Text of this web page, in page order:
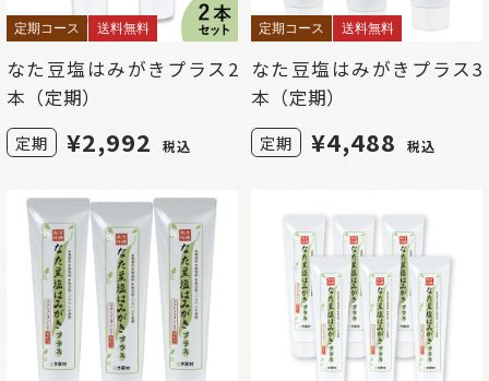
定期コース 送料無料
なた豆塩はみがきプラス2
本（定期）
定期 ¥2,992 税込
定期コース 送料無料
なた豆塩はみがきプラス3
本（定期）
定期 ¥4,488 税込